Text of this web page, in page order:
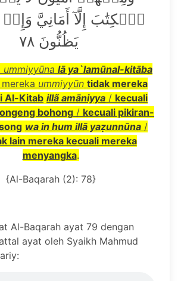
ٱلۡكِتَٰبَ إِلَّآ أَمَانِيَّ وَإِنۡ
يَظُنُّونَ ٧٨
ummiyyūna lā ya`lamūnal-kitāba
ummiyyūn tidak mereka
Al-Kitab illã amāniyya / kecuali
bohong / kecuali pikiran-
wa in hum illā yaẓunnūna /
lain mereka kecuali mereka
menyangka.
{Al-Baqarah (2): 78}
Al-Baqarah ayat 79 dengan
ayat oleh Syaikh Mahmud